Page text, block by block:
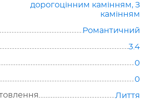
дорогоцінним камінням, З
камінням
Романтичний
3.4
0
0
Лиття